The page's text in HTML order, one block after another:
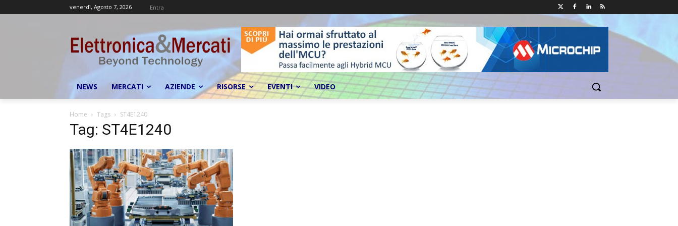
venerdì, Agosto 7, 2026 Entra
NEWS MERCATI AZIENDE RISORSE EVENTI VIDEO
Home Tags ST4E1240
Tag: ST4E1240